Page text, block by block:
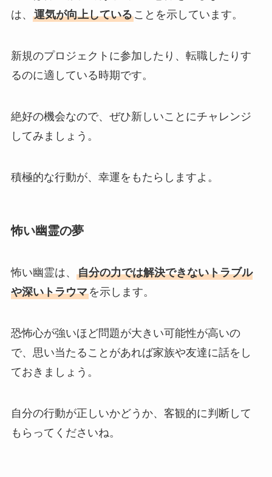
は、 運気が向上していることを示しています。
新規のプロジェクトに参加したり、転職したりす
るのに適している時期です。
絶好の機会なので、ぜひ新しいことにチャレンジ
してみましょう。
積極的な行動が、幸運をもたらしますよ。
怖い幽霊の夢
怖い幽霊は、 自分の力では解決できないトラブル
や深いトラウマを示します。
恐怖心が強いほど問題が大きい可能性が高いの
で、思い当たることがあれば家族や友達に話をし
ておきましょう。
自分の行動が正しいかどうか、客観的に判断して
もらってくださいね。